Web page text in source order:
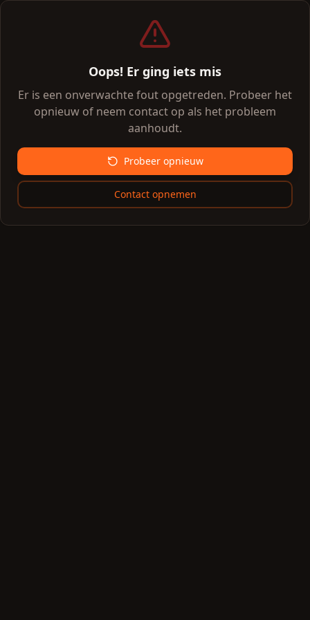
Oops! Er ging iets mis
Er is een onverwachte fout opgetreden. Probeer het
opnieuw of neem contact op als het probleem
aanhoudt.
Probeer opnieuw
Contact opnemen